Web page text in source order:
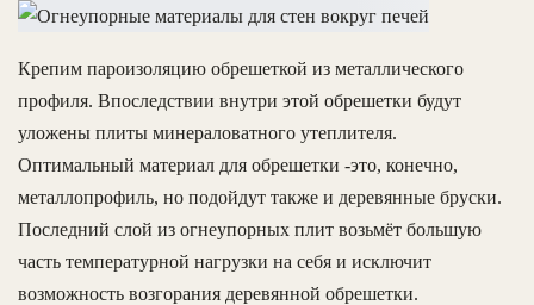
Крепим пароизоляцию обрешеткой из металлического
профиля. Впоследствии внутри этой обрешетки будут
уложены плиты минераловатного утеплителя.
Оптимальный материал для обрешетки -это, конечно,
металлопрофиль, но подойдут также и деревянные бруски.
Последний слой из огнеупорных плит возьмёт большую
часть температурной нагрузки на себя и исключит
возможность возгорания деревянной обрешетки.